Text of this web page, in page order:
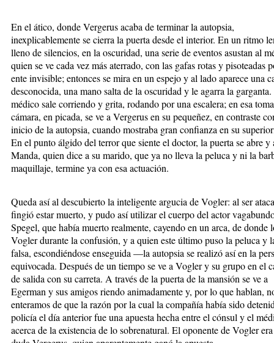
En el ático, donde Vergerus acaba de terminar la autopsia,
inexplicablemente se cierra la puerta desde el interior. En un ritmo
lleno de silencios, en la oscuridad, una serie de eventos asustan al
quien se ve cada vez más aterrado, con las gafas rotas y pisoteadas
ente invisible; entonces se mira en un espejo y al lado aparece una
desconocida, una mano salta de la oscuridad y le agarra la
médico sale corriendo y grita, rodando por una escalera; en esa
cámara, en picada, se ve a Vergerus en su pequeñez, en contraste
inicio de la autopsia, cuando mostraba gran confianza en su
En el punto álgido del terror que siente el doctor, la puerta se abre y
Manda, quien dice a su marido, que ya no lleva la peluca y ni la
maquillaje, termine ya con esa actuación.
Queda así al descubierto la inteligente argucia de Vogler: al ser
fingió estar muerto, y pudo así utilizar el cuerpo del actor
Spegel, que había muerto realmente, cayendo en un arca, de donde
Vogler durante la confusión, y a quien este último puso la peluca y
falsa, escondiéndose enseguida —la autopsia se realizó así en la
equivocada. Después de un tiempo se ve a Vogler y su grupo en el
de salida con su carreta. A través de la puerta de la mansión se ve a
Egerman y sus amigos riendo animadamente y, por lo que hablan,
enteramos de que la razón por la cual la compañía había sido
policía el día anterior fue una apuesta hecha entre el cónsul y el
acerca de la existencia de lo sobrenatural. El oponente de Vogler